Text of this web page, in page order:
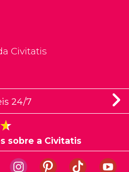
Civitatis
24/7
sobre a Civitatis